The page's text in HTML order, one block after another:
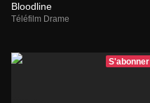
Bloodline
Téléfilm Drame
S'abonner